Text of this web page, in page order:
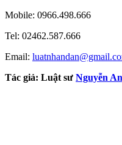
Mobile: 0966.498.666
Tel: 02462.587.666
Email:
Tác giả: Luật sư Nguyễn